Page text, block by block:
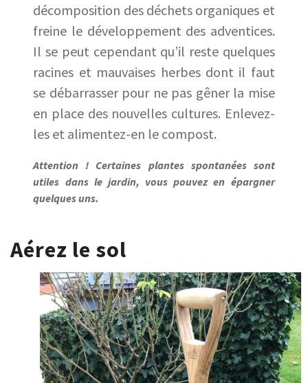
décomposition des déchets organiques et
freine le développement des adventices.
Il se peut cependant qu’il reste quelques
racines et mauvaises herbes dont il faut
se débarrasser pour ne pas gêner la mise
en place des nouvelles cultures. Enlevez-
les et alimentez-en le compost.
Attention ! Certaines plantes spontanées sont
utiles dans le jardin, vous pouvez en épargner
quelques uns.
Aérez le sol